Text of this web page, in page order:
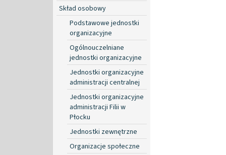
Skład osobowy
Podstawowe jednostki
organizacyjne
Ogólnouczelniane
jednostki organizacyjne
Jednostki organizacyjne
administracji centralnej
Jednostki organizacyjne
administracji Filii w
Płocku
Jednostki zewnętrzne
Organizacje społeczne